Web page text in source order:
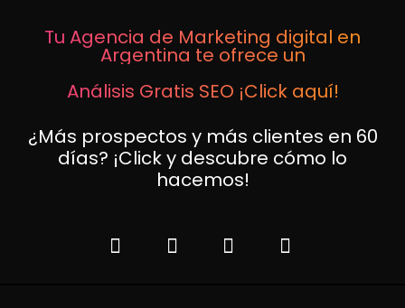
Tu Agencia de Marketing digital en
Argentina te ofrece un
Análisis Gratis SEO ¡Click aquí!
¿Más prospectos y más clientes en 60
días? ¡Click y descubre cómo lo
hacemos!